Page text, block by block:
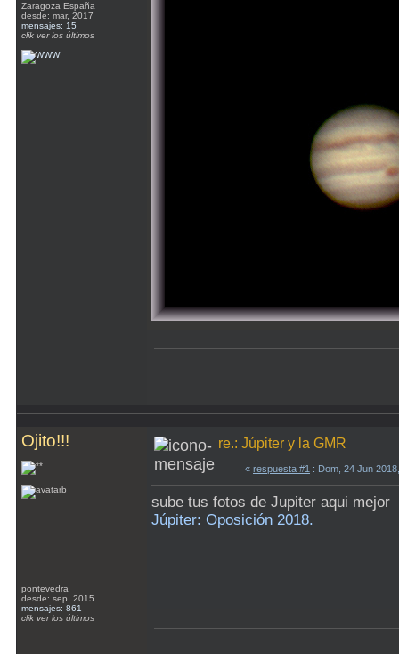
Zaragoza España
desde: mar, 2017
mensajes: 15
clik ver los últimos
Ojito!!!
pontevedra
desde: sep, 2015
mensajes: 861
clik ver los últimos
re.: Júpiter y la GMR
« respuesta #1 : Dom, 24 Jun
sube tus fotos de Jupiter aqui mejor
Júpiter: Oposición 2018.